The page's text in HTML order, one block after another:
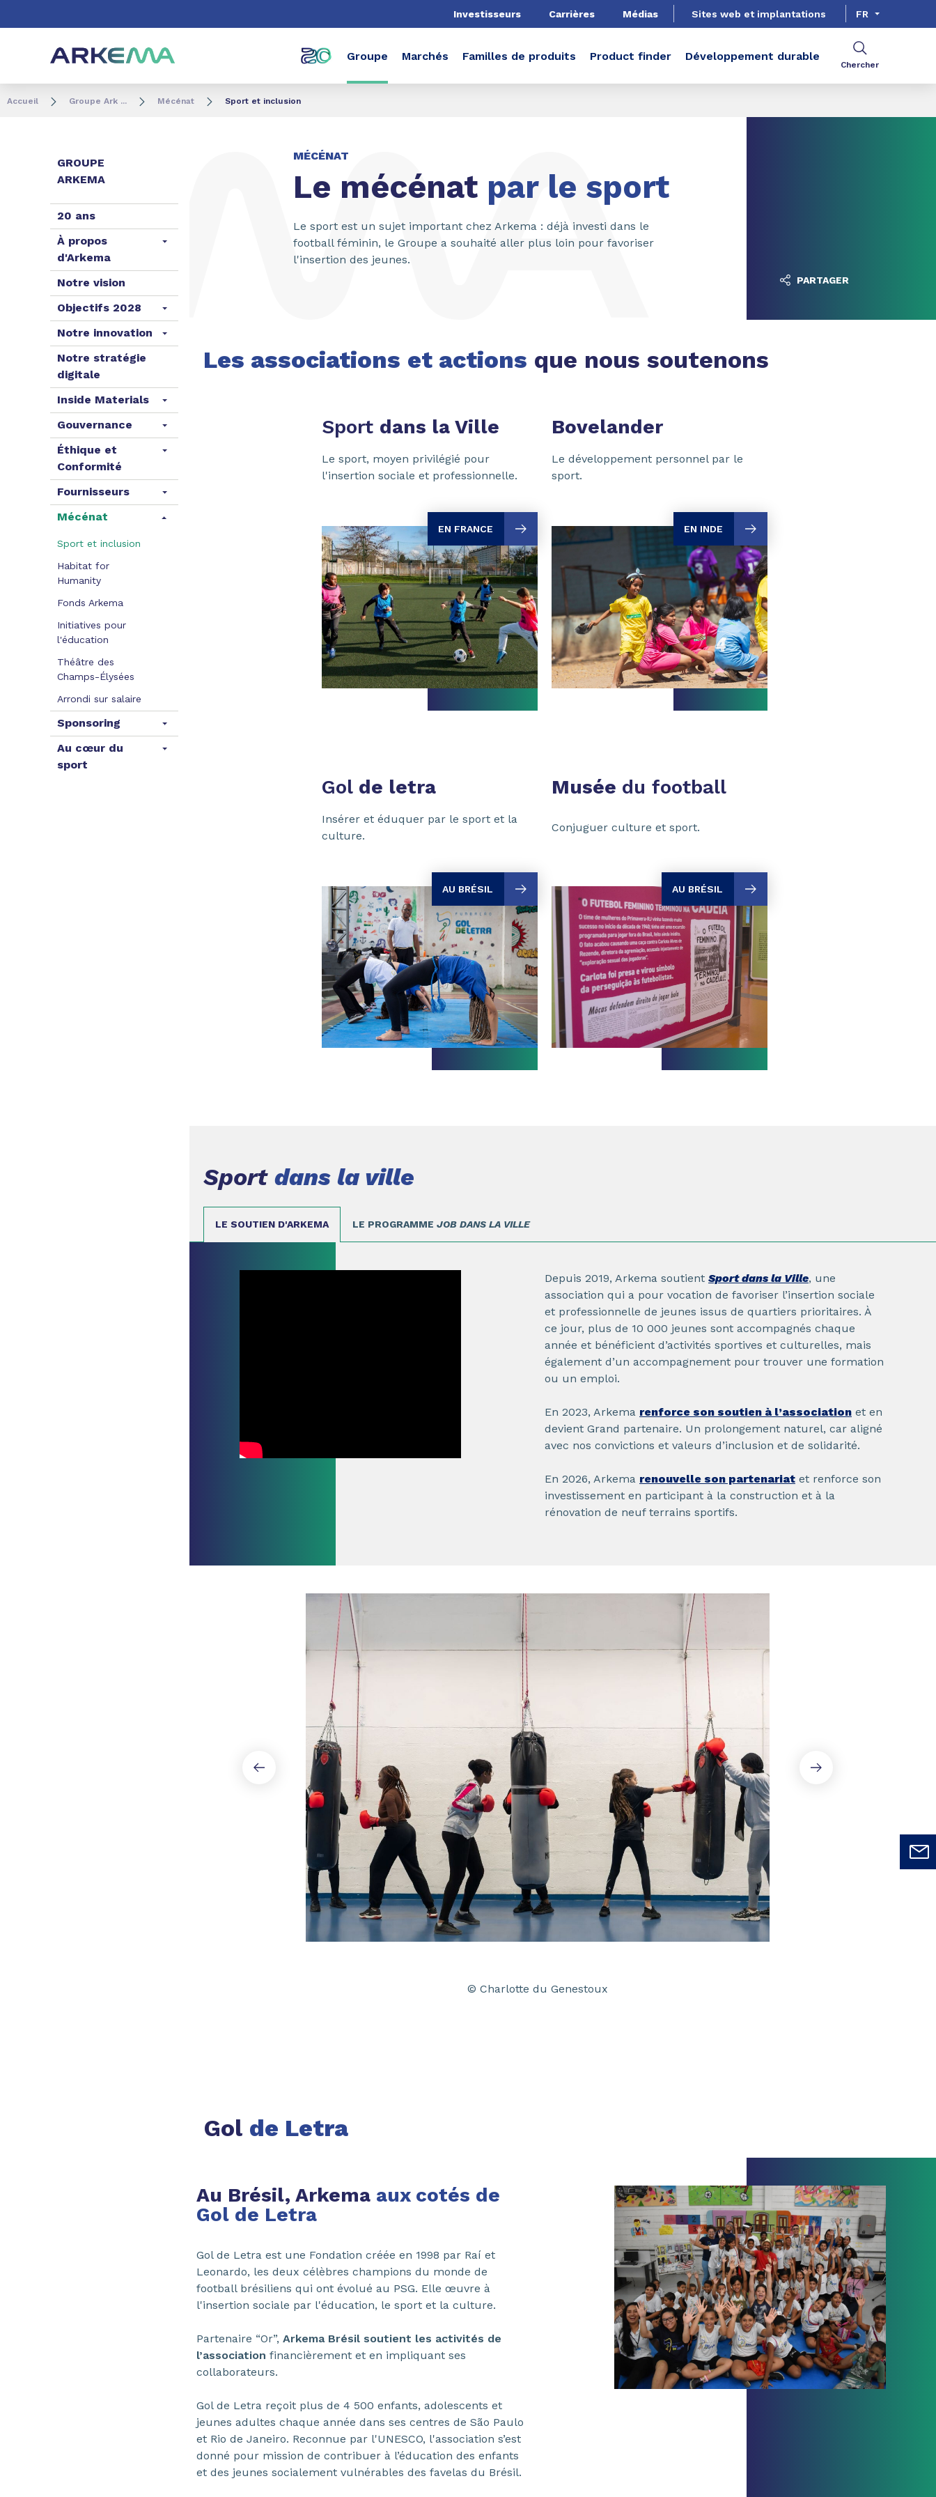
Investisseurs Carrières Médias Sites web et implantations FR
Groupe Marchés Familles de produits Product finder Développement durable
Chercher
Accueil Groupe Ark ... Mécénat Sport et inclusion
GROUPE
ARKEMA
20 ans
À propos
d'Arkema
Notre vision
Objectifs 2028
Notre innovation
Notre stratégie
digitale
Inside Materials
Gouvernance
Éthique et
Conformité
Fournisseurs
Mécénat
Sport et inclusion
Habitat for
Humanity
Fonds Arkema
Initiatives pour
l'éducation
Théâtre des
Champs-Élysées
Arrondi sur salaire
Sponsoring
Au cœur du
sport
MÉCÉNAT
Le mécénat par le sport
Le sport est un sujet important chez Arkema : déjà investi dans le
football féminin, le Groupe a souhaité aller plus loin pour favoriser
l'insertion des jeunes.
PARTAGER
Les associations et actions que nous soutenons
Sport dans la Ville
Le sport, moyen privilégié pour
l'insertion sociale et professionnelle.
EN FRANCE
Bovelander
Le développement personnel par le
sport.
EN INDE
Gol de letra
Insérer et éduquer par le sport et la
culture.
AU BRÉSIL
Musée du football
Conjuguer culture et sport.
AU BRÉSIL
Sport dans la ville
LE SOUTIEN D'ARKEMA LE PROGRAMME JOB DANS LA VILLE
Depuis 2019, Arkema soutient Sport dans la Ville, une
association qui a pour vocation de favoriser l’insertion sociale
et professionnelle de jeunes issus de quartiers prioritaires. À
ce jour, plus de 10 000 jeunes sont accompagnés chaque
année et bénéficient d’activités sportives et culturelles, mais
également d’un accompagnement pour trouver une formation
ou un emploi.
En 2023, Arkema renforce son soutien à l’association et en
devient Grand partenaire. Un prolongement naturel, car aligné
avec nos convictions et valeurs d’inclusion et de solidarité.
En 2026, Arkema renouvelle son partenariat et renforce son
investissement en participant à la construction et à la
rénovation de neuf terrains sportifs.
© Charlotte du Genestoux
Gol de Letra
Au Brésil, Arkema aux cotés de
Gol de Letra
Gol de Letra est une Fondation créée en 1998 par Raí et
Leonardo, les deux célèbres champions du monde de
football brésiliens qui ont évolué au PSG. Elle œuvre à
l'insertion sociale par l'éducation, le sport et la culture.
Partenaire “Or”, Arkema Brésil soutient les activités de
l’association financièrement et en impliquant ses
collaborateurs.
Gol de Letra reçoit plus de 4 500 enfants, adolescents et
jeunes adultes chaque année dans ses centres de São Paulo
et Rio de Janeiro. Reconnue par l'UNESCO, l'association s’est
donné pour mission de contribuer à l’éducation des enfants
et des jeunes socialement vulnérables des favelas du Brésil.